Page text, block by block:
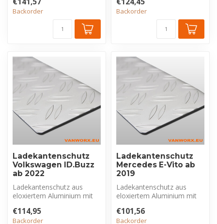
Re...
Backorder
Fo...
Backorder
Ladekantenschutz
Volkswagen ID.Buzz
ab 2022
Ladekantenschutz aus
eloxiertem Aluminium mit
Vo...
€114,95
Backorder
Ladekantenschutz
Mercedes E-Vito ab
2019
Ladekantenschutz aus
eloxiertem Aluminium mit
Me...
€101,56
Backorder